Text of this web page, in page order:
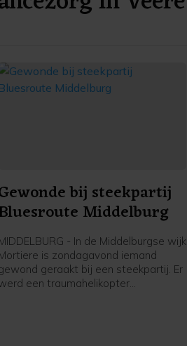
bij steekpartij
Middelburg
- In de Middelburgse wijk
is zondagavond iemand
geraakt bij een steekpartij. Er
een traumahelikopter